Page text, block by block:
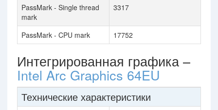
PassMark - Single thread
mark
3317
PassMark - CPU mark 17752
Интегрированная графика –
Intel Arc Graphics 64EU
Технические характеристики